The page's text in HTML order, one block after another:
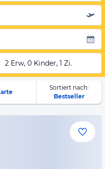
2 Erw, 0 Kinder, 1 Zi.
Sortiert nach:
Bestseller